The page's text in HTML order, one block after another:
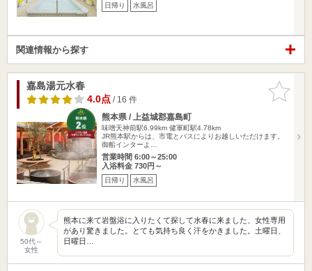
日帰り 水風呂
関連情報から探す
お気に入
りに追加
嘉島湯元水春
4.0点/ 16 件
熊本県 / 上益城郡嘉島町
味噌天神前駅6.99km 健軍町駅4.78km
JR熊本駅からは、市電とバスによりお越しいただけます。
御船インターよ…
営業時間 6:00～25:00
入浴料金 730円～
日帰り 水風呂
50代～
女性
熊本に来て岩盤浴に入りたくて探して水春に来ました、女性専用
があり驚きました。とても気持ち良く汗をかきました。土曜日、
日曜日…